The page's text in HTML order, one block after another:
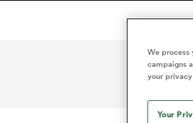
We process
campaigns
your
Your